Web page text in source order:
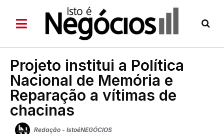
Projeto institui a Política
Nacional de Memória e
Reparação a vítimas de
chacinas
Redação - IstoéNEGÓCIOS